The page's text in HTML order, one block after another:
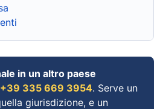
in un altro paese
+39 335 669 3954. Serve un
giurisdizione, e un